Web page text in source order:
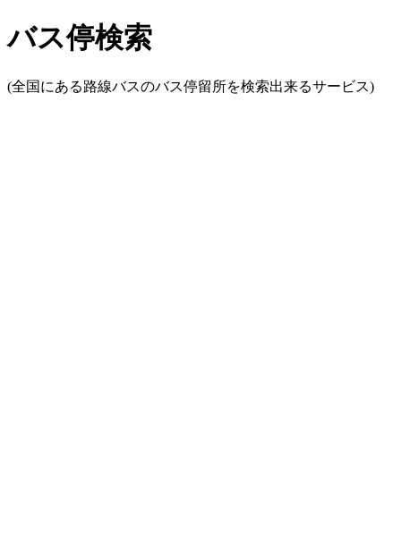
バス停検索
(全国にある路線バスのバス停留所を検索出来るサービス)